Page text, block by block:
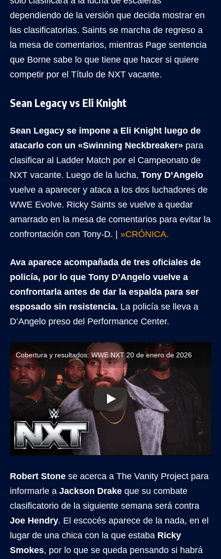
dependiendo de la versión que decida mostrar en
las clasificatorias. Saints se marcha de regreso a
la mesa de comentarios, mientras Page sentencia
que Borne sabe lo que tiene que hacer si quiere
competir por el Título de NXT vacante.
Sean Legacy vs Eli Knight
Sean Legacy se impone a Eli Knight luego de
atacarlo con un «Swinning Neckbreaker» para
clasificar al Ladder Match por el Campeonato de
NXT vacante. Luego de la lucha, Tony D’Angelo
vuelve a aparecer y ataca a los dos luchadores de
WWE Evolve. Ricky Saints se vuelve a quedar
amarrado en la mesa de comentarios para evitar la
confrontación con Tony-D. | »CRÓNICA.
Ava aparece acompañada de tres oficiales de
policía, por lo que Tony D’Angelo vuelve a
confrontarla antes de dar la espalda para ser
esposado sin resistencia. La policía se lleva a
D’Angelo preso del Performance Center.
Cobertura y resultados: WWE NXT 20 de enero de 2026
Robert Stone se acerca a The Vanity Project para
informarle a Jackson Drake que su combate
clasificatorio de la siguiente semana será contra
Joe Hendry. El escocés aparece de la nada, en el
lugar de una chica con la que estaba Ricky
Smokes, por lo que se queda pensando si habrá